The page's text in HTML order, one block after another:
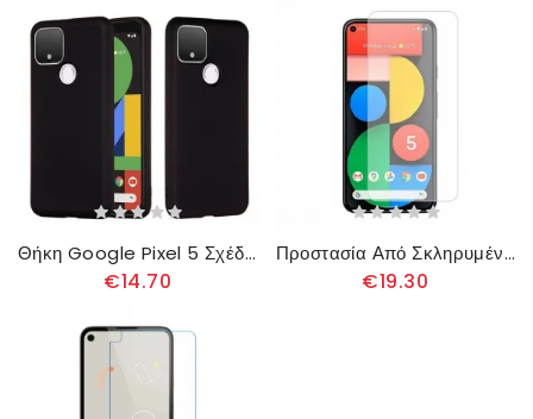
Θήκη Google Pixel 5 Σχέδιο Υγρής Σιλικόνης Με Κορδόνι
€14.70
Προστασία Από Σκληρυμένο Γυαλί Arc Edge (0.3Mm) Για Οθόνη Google Pixel 5
€19.30